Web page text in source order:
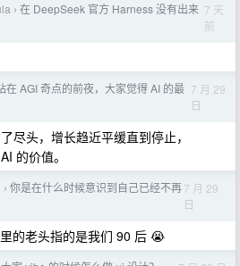
› 在 DeepSeek 官方 Harness 没有出来 7 天
前
在 AGI 奇点的前夜，大家觉得 AI 的最 7 月 29
日
尽头，增长趋近平缓直到停止，
的价值。
› 你是在什么时候意识到自己已经不再7 月 29
日
的老头指的是我们 90 后 😭